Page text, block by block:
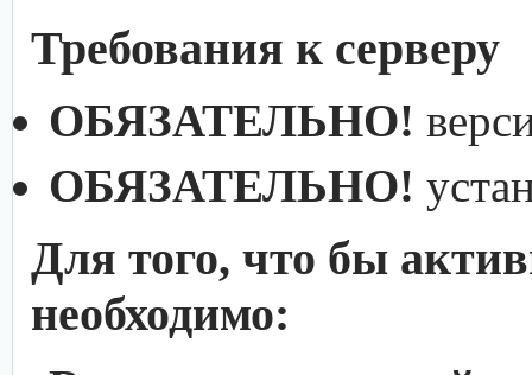
Требования к серверу
ОБЯЗАТЕЛЬНО!
ОБЯЗАТЕЛЬНО!
Для того, что бы
необходимо: